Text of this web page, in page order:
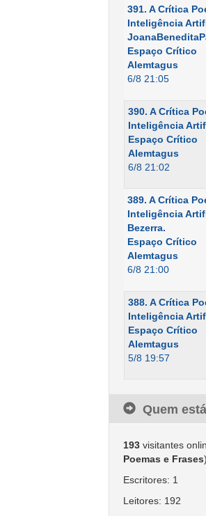
391. A Crítica
Inteligência
Espaço Crítico
Alemtagus
6/8 21:05
390. A Crítica
Inteligência
Espaço Crítico
Alemtagus
6/8 21:02
389. A Crítica
Inteligência
Bezerra.
Espaço Crítico
Alemtagus
6/8 21:00
388. A Crítica
Inteligência
Espaço Crítico
Alemtagus
5/8 19:57
Quem
193visitantes
Poemas e Frases)
Escritores: 1
Leitores: 192